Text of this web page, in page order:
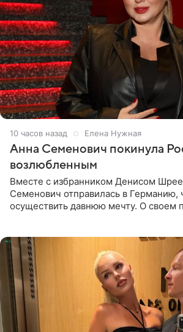
10 часов назад Елена Нужная
Анна Семенович покинула
возлюбленным
Вместе с избранником Денисом
Семенович отправилась в Германию,
осуществить давнюю мечту. О своем